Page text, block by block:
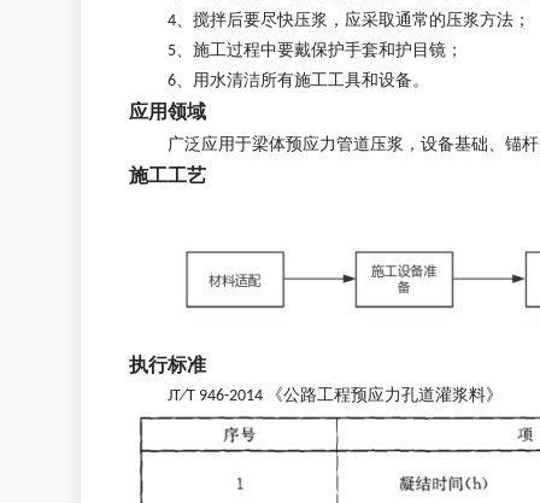
4、搅拌后要尽快压浆，应采取通常的压浆方法；
5、施工过程中要戴保护手套和护目镜；
6、用水清洁所有施工工具和设备。
应用领域
广泛应用于梁体预应力管道压浆，设备基础、锚
施工工艺
执行标准
JT∕T 946-2014 《公路工程预应力孔道灌浆料》